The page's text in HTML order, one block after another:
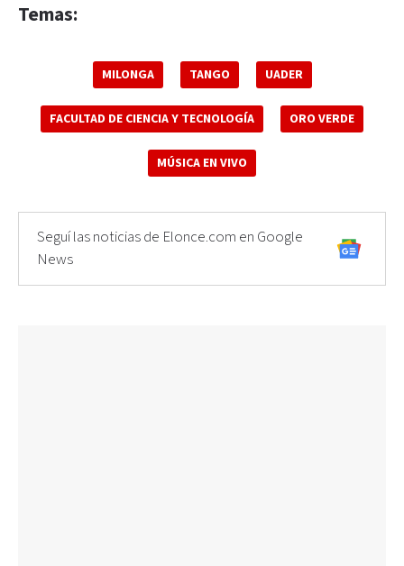
Temas:
MILONGA TANGO UADER
FACULTAD DE CIENCIA Y TECNOLOGÍA ORO VERDE
MÚSICA EN VIVO
Seguí las noticias de Elonce.com en Google
News